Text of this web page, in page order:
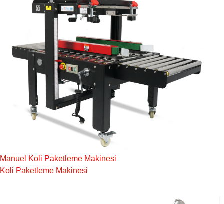
Manuel Koli Paketleme Makinesi
Koli Paketleme Makinesi